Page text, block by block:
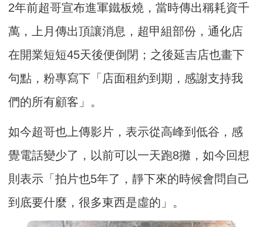
2年前超哥宣布進軍鐵板燒，當時傳出稱耗資千
萬，上月傳出頂讓消息，超甲組部份，通化店
在開業短短45天後便倒閉；之後延吉店也畫下
句點，粉專寫下「店面租約到期，感謝支持我
們的所有顧客」。
如今超哥也上傳影片，表示從高峰到低谷，感
覺電話變少了，以前可以一天跑8攤，如今回想
則表示「拍片也5年了，靜下來的時候會問自己
到底要什麼，很多東西是虛的」。